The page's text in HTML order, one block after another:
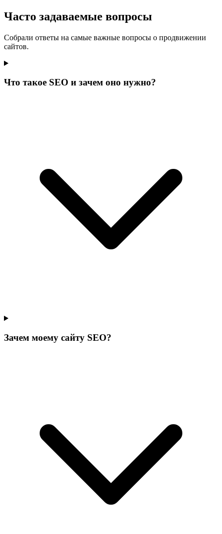
Часто задаваемые вопросы
Собрали ответы на самые важные вопросы о продвижении
сайтов.
Что такое SEO и зачем оно нужно?
Зачем моему сайту SEO?